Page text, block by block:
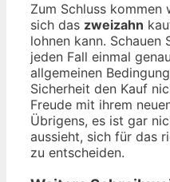
Zum Schluss kommen
sich das zweizahn
lohnen kann. Schauen
jeden Fall einmal
allgemeinen
Sicherheit den Kauf
Freude mit ihrem
Übrigens, es ist gar
aussieht, sich für das
zu entscheiden.